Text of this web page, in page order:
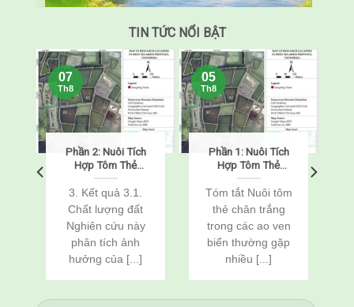
TIN TỨC NỔI BẬT
Phần 2: Nuôi Tích
Hợp Tôm Thẻ
Chân Trắng
(Penaeus
vannamei) Và Cá
Rô Phi
(Oreochromis
niloticus) Thông
Qua Cải Tạo Đất
3. Kết quả 3.1.
Chất lượng đất
Nghiên cứu này
phân tích ảnh
hưởng của [...]
07
Th8
Phần 1: Nuôi Tích
Hợp Tôm Thẻ
Chân Trắng
(Penaeus
vannamei) Và Cá
Rô Phi
(Oreochromis
niloticus) Thông
Qua Cải Tạo Đất
Tóm tắt Nuôi tôm
thẻ chân trắng
trong các ao ven
biển thường gặp
nhiều [...]
05
Th8